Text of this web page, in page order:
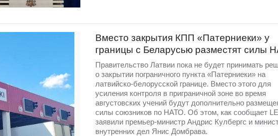
Вместо закрытия КПП «Патерниеки» у
границы с Беларусью разместят силы
Правительство Латвии пока не будет принимать
о закрытии пограничного пункта «Патерниеки» на
латвийско-белорусской границе. Вместо этого для
усиления контроля в приграничной зоне во время
августовских учений будут дополнительно
силы союзников по НАТО. Об этом, как сообщает
заявили премьер-министр Андрис Кулбергс и
внутренних дел Янис Домбрава.